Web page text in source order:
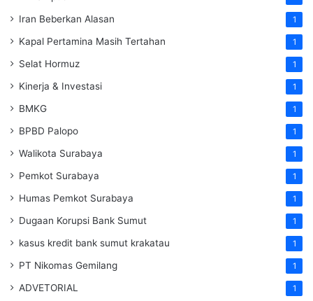
Iran Beberkan Alasan 1
Kapal Pertamina Masih Tertahan 1
Selat Hormuz 1
Kinerja & Investasi 1
BMKG 1
BPBD Palopo 1
Walikota Surabaya 1
Pemkot Surabaya 1
Humas Pemkot Surabaya 1
Dugaan Korupsi Bank Sumut 1
kasus kredit bank sumut krakatau 1
PT Nikomas Gemilang 1
ADVETORIAL 1